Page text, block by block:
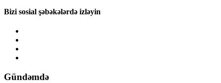
Bizi sosial şəbəkələrdə izləyin
Gündəmdə